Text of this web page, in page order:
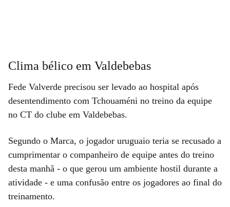
Clima bélico em Valdebebas
Fede Valverde precisou ser levado ao hospital após
desentendimento com Tchouaméni no treino da equipe
no CT do clube em Valdebebas.
Segundo o Marca, o jogador uruguaio teria se recusado a
cumprimentar o companheiro de equipe antes do treino
desta manhã - o que gerou um ambiente hostil durante a
atividade - e uma confusão entre os jogadores ao final do
treinamento.